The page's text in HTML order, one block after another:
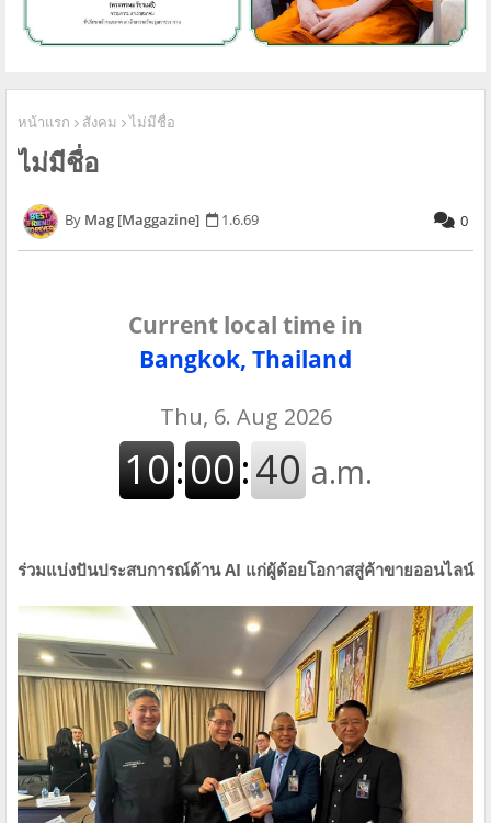
หน้าแรก สังคม ไม่มีชื่อ
ไม่มีชื่อ
Mag [Maggazine] 1.6.69 0
Current local time in
Bangkok, Thailand
ร่วมแบ่งปันประสบการณ์ด้าน AI แก่ผู้ด้อยโอกาสสู่ค้าขายออนไลน์